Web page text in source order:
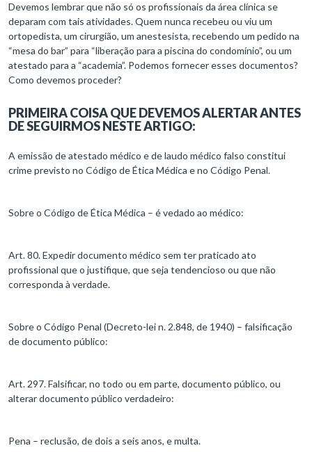
Devemos lembrar que não só os profissionais da área clínica se
deparam com tais atividades. Quem nunca recebeu ou viu um
ortopedista, um cirurgião, um anestesista, recebendo um pedido na
“mesa do bar” para “liberação para a piscina do condomínio”, ou um
atestado para a “academia”. Podemos fornecer esses documentos?
Como devemos proceder?
PRIMEIRA COISA QUE DEVEMOS ALERTAR ANTES
DE SEGUIRMOS NESTE ARTIGO:
A emissão de atestado médico e de laudo médico falso constitui
crime previsto no Código de Ética Médica e no Código Penal.
Sobre o Código de Ética Médica – é vedado ao médico:
Art. 80. Expedir documento médico sem ter praticado ato
profissional que o justifique, que seja tendencioso ou que não
corresponda à verdade.
Sobre o Código Penal (Decreto-lei n. 2.848, de 1940) – falsificação
de documento público:
Art. 297. Falsificar, no todo ou em parte, documento público, ou
alterar documento público verdadeiro:
Pena – reclusão, de dois a seis anos, e multa.